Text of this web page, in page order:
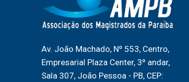
Av. João Machado, Nº 553, Centro,
Empresarial Plaza Center, 3º andar,
Sala 307, João Pessoa - PB, CEP: